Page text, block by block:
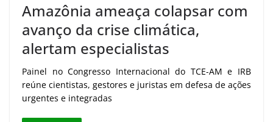
Amazônia ameaça colapsar com
avanço da crise climática,
alertam especialistas
Painel no Congresso Internacional do TCE-AM e IRB
reúne cientistas, gestores e juristas em defesa de ações
urgentes e integradas